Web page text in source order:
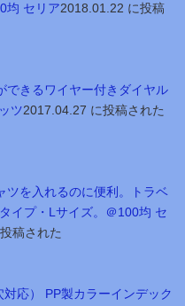
均 セリア2018.01.22 に投稿
できるワイヤー付きダイヤル
ツ2017.04.27 に投稿された
ツを入れるのに便利。トラベ
イプ・Lサイズ。＠100均 セ
稿された
応） PP製カラーインデック